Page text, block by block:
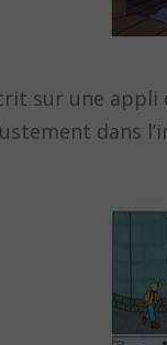
sur une
dans